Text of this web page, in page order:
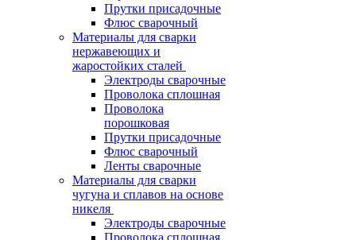
Прутки присадочные
Флюс сварочный
Материалы для сварки
нержавеющих и
жаростойких сталей
Электроды сварочные
Проволока сплошная
Проволока
порошковая
Прутки присадочные
Флюс сварочный
Ленты сварочные
Материалы для сварки
чугуна и сплавов на основе
никеля
Электроды сварочные
Проволока сплошная